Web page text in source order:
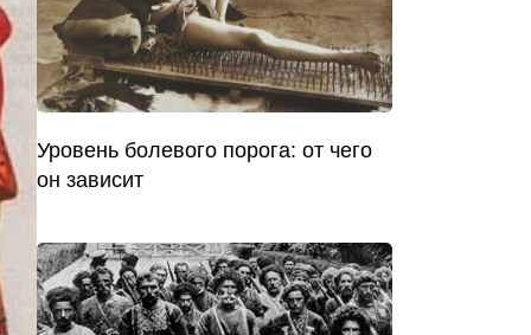
Уровень болевого порога: от чего
он зависит